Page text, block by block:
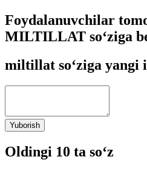
Foydalanuvchilar
MILTILLAT so‘ziga
miltillat so‘ziga yangi
Yuborish
Oldingi 10 ta so‘z